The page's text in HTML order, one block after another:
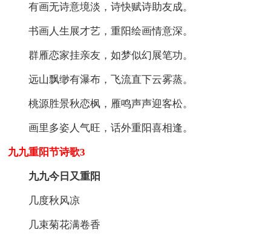
有画无诗意境淡，诗快赋诗助友成。
书画人生展才艺，重阳绘画情意深。
群雁恋家挂亲友，如梦似幻展笔功。
远山飘缈有瀑布，飞流直下云雾蒸。
桃源胜景秋恋枫，雁鸣声声迎客松。
画里多姿人气旺，话外重阳喜相逢。
九九重阳节诗歌3
九九今日又重阳
几度秋风凉
几束菊花满卷香